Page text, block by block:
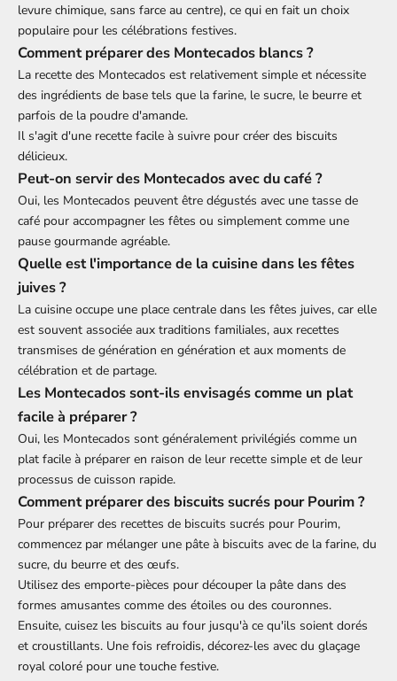
levure chimique, sans farce au centre), ce qui en fait un choix
populaire pour les célébrations festives.
Comment préparer des Montecados blancs ?
La recette des Montecados est relativement simple et nécessite
des ingrédients de base tels que la farine, le sucre, le beurre et
parfois de la poudre d'amande.
Il s'agit d'une recette facile à suivre pour créer des biscuits
délicieux.
Peut-on servir des Montecados avec du café ?
Oui, les Montecados peuvent être dégustés avec une tasse de
café pour accompagner les fêtes ou simplement comme une
pause gourmande agréable.
Quelle est l'importance de la cuisine dans les fêtes
juives ?
La cuisine occupe une place centrale dans les fêtes juives, car elle
est souvent associée aux traditions familiales, aux recettes
transmises de génération en génération et aux moments de
célébration et de partage.
Les Montecados sont-ils envisagés comme un plat
facile à préparer ?
Oui, les Montecados sont généralement privilégiés comme un
plat facile à préparer en raison de leur recette simple et de leur
processus de cuisson rapide.
Comment préparer des biscuits sucrés pour Pourim ?
Pour préparer des recettes de biscuits sucrés pour Pourim,
commencez par mélanger une pâte à biscuits avec de la farine, du
sucre, du beurre et des œufs.
Utilisez des emporte-pièces pour découper la pâte dans des
formes amusantes comme des étoiles ou des couronnes.
Ensuite, cuisez les biscuits au four jusqu'à ce qu'ils soient dorés
et croustillants. Une fois refroidis, décorez-les avec du glaçage
royal coloré pour une touche festive.